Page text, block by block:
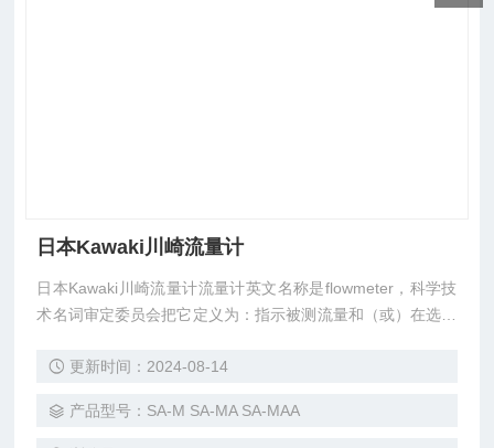
日本Kawaki川崎流量计
日本Kawaki川崎流量计流量计英文名称是flowmeter，科学技
术名词审定委员会把它定义为：指示被测流量和（或）在选定
明渠中流体流量的一种仪表。
更新时间：2024-08-14
产品型号：SA-M SA-MA SA-MAA